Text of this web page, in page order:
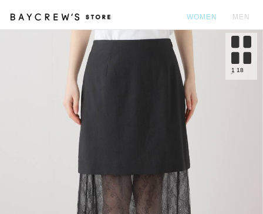
WOMEN MEN
1 18